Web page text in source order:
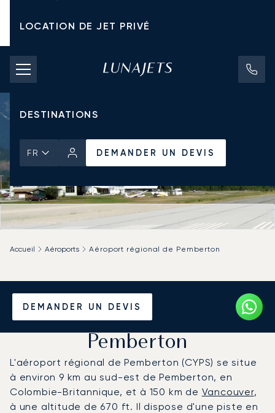
LOCATION DE JET PRIVÉ
TARIFS D'AFFRÈTEMENT
JETS PRIVÉS
DESTINATIONS
FR DEMANDER UN DEVIS
DEMANDER UN DEVIS
Accueil Aéroports Aéroport régional de Pemberton
Louer un Jet Privé de/vers
l'Aéroport régional de
Pemberton
L'aéroport régional de Pemberton (CYPS) se situe
à environ 9 km au sud-est de Pemberton, en
Colombie-Britannique, et à 150 km de Vancouver,
à une altitude de 670 ft. Il dispose d'une piste en